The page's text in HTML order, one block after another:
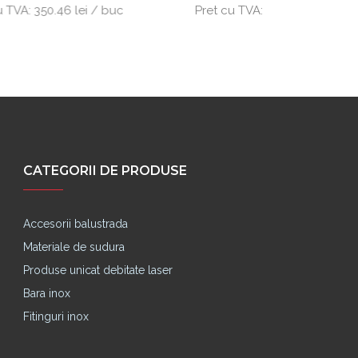
/ buc Pret cu TVA: 33.08 lei / buc
CATEGORII DE PRODUSE
Accesorii balustrada
Materiale de sudura
Produse unicat debitate laser
Bara inox
Fitinguri inox